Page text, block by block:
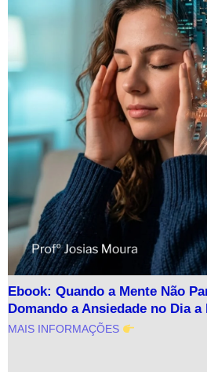
Ebook: Quando a Mente Não
Domando a Ansiedade no Dia a
MAIS INFORMAÇÕES